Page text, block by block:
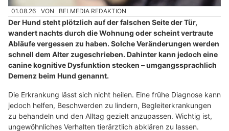
01.08.26 VON BELMEDIA REDAKTION
Der Hund steht plötzlich auf der falschen Seite der Tür,
wandert nachts durch die Wohnung oder scheint vertraute
Abläufe vergessen zu haben. Solche Veränderungen werden
schnell dem Alter zugeschrieben. Dahinter kann jedoch eine
canine kognitive Dysfunktion stecken – umgangssprachlich
Demenz beim Hund genannt.
Die Erkrankung lässt sich nicht heilen. Eine frühe Diagnose kann
jedoch helfen, Beschwerden zu lindern, Begleiterkrankungen
zu behandeln und den Alltag gezielt anzupassen. Wichtig ist,
ungewöhnliches Verhalten tierärztlich abklären zu lassen.